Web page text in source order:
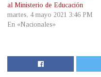
al Ministerio de Educación
martes, 4 mayo 2021 3:46 PM
En «Nacionales»